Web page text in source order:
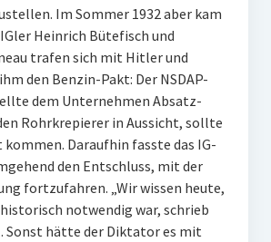
Im Sommer 1932 aber kam
IGler Heinrich Bütefisch und
trafen sich mit Hitler und
den Benzin-Pakt: Der NSDAP-
dem Unternehmen Absatz-
Rohrkrepierer in Aussicht, sollte
kommen. Daraufhin fasste das IG-
den Entschluss, mit der
fortzufahren. „Wir wissen heute,
historisch notwendig war, schrieb
Sonst hätte der Diktator es mit